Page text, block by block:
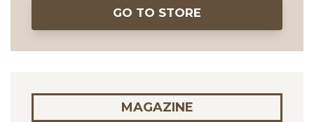
GO TO STORE
MAGAZINE